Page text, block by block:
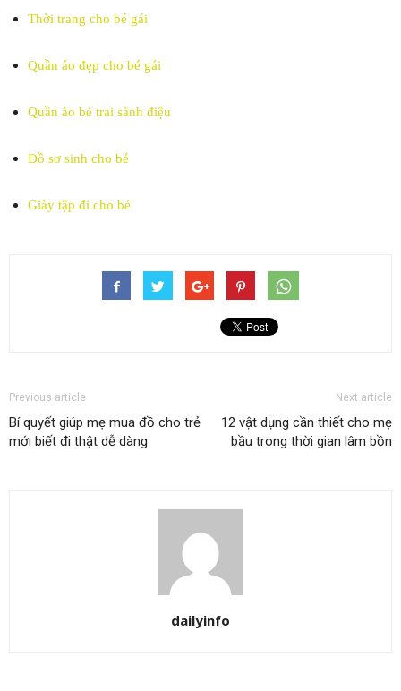
Thời trang cho bé gái
Quần áo đẹp cho bé gái
Quần áo bé trai sành điệu
Đồ sơ sinh cho bé
Giày tập đi cho bé
Previous article
Bí quyết giúp mẹ mua đồ cho trẻ
mới biết đi thật dễ dàng
Next article
12 vật dụng cần thiết cho mẹ
bầu trong thời gian lâm bồn
dailyinfo